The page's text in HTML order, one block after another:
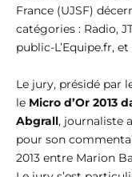
France (UJSF)
catégories : Radio,
public-L’Equipe.fr, et
Le jury, présidé par
le Micro d’Or 2013
Abgrall, journaliste
pour son
2013 entre Marion